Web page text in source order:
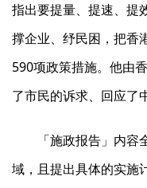
指出要提量、提速、提
撑企业、纾民困，把香
590项政策措施。他由
了市民的诉求、回应了
「施政报告」内
域，且提出具体的实施